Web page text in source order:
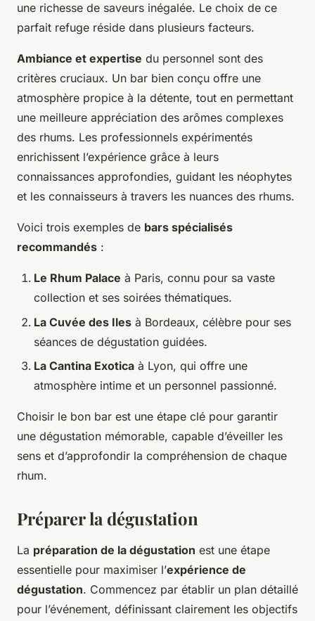
une richesse de saveurs inégalée. Le choix de ce
parfait refuge réside dans plusieurs facteurs.
Ambiance et expertise du personnel sont des
critères cruciaux. Un bar bien conçu offre une
atmosphère propice à la détente, tout en permettant
une meilleure appréciation des arômes complexes
des rhums. Les professionnels expérimentés
enrichissent l’expérience grâce à leurs
connaissances approfondies, guidant les néophytes
et les connaisseurs à travers les nuances des rhums.
Voici trois exemples de bars spécialisés
recommandés :
Le Rhum Palace à Paris, connu pour sa vaste
collection et ses soirées thématiques.
La Cuvée des Iles à Bordeaux, célèbre pour ses
séances de dégustation guidées.
La Cantina Exotica à Lyon, qui offre une
atmosphère intime et un personnel passionné.
Choisir le bon bar est une étape clé pour garantir
une dégustation mémorable, capable d’éveiller les
sens et d’approfondir la compréhension de chaque
rhum.
Préparer la dégustation
La préparation de la dégustation est une étape
essentielle pour maximiser l’expérience de
dégustation. Commencez par établir un plan détaillé
pour l’événement, définissant clairement les objectifs